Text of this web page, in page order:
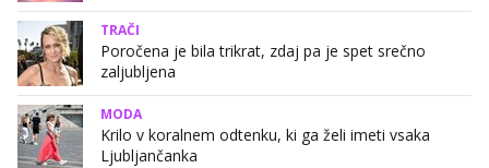
TRAČI
Poročena je bila trikrat, zdaj pa je spet srečno
zaljubljena
MODA
Krilo v koralnem odtenku, ki ga želi imeti vsaka
Ljubljančanka